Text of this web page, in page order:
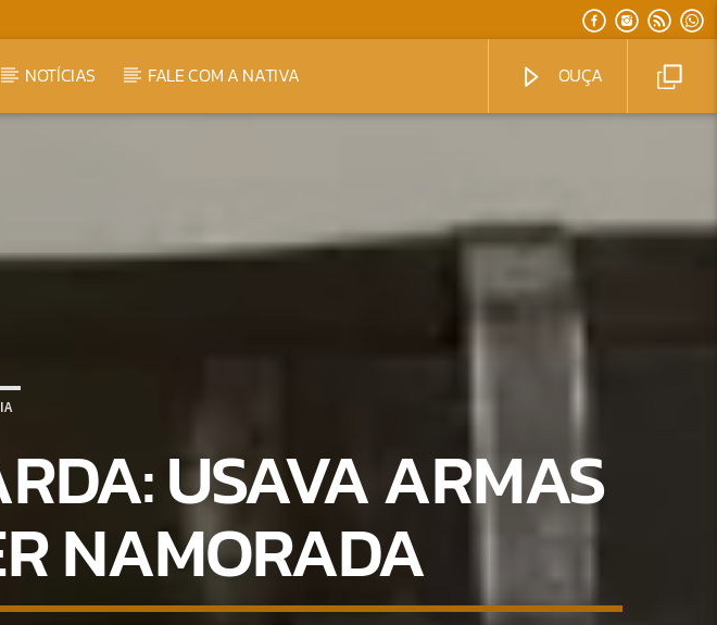
NOTÍCIAS FALE COM A NATIVA OUÇA
USAVA ARMAS
NAMORADA